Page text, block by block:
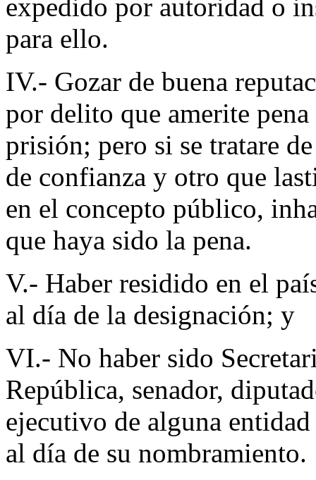
expedido por autoridad o
para ello.
IV.- Gozar de buena
por delito que amerite
prisión; pero si se tratare
de confianza y otro que
en el concepto público,
que haya sido la pena.
V.- Haber residido en el
al día de la designación; y
VI.- No haber sido
República, senador,
ejecutivo de alguna
al día de su nombramiento.